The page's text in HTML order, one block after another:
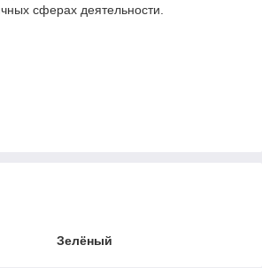
сферах деятельности.
Зелёный